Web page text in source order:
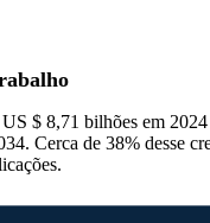
$ 8,71 bilhões em
Cerca de 38% desse